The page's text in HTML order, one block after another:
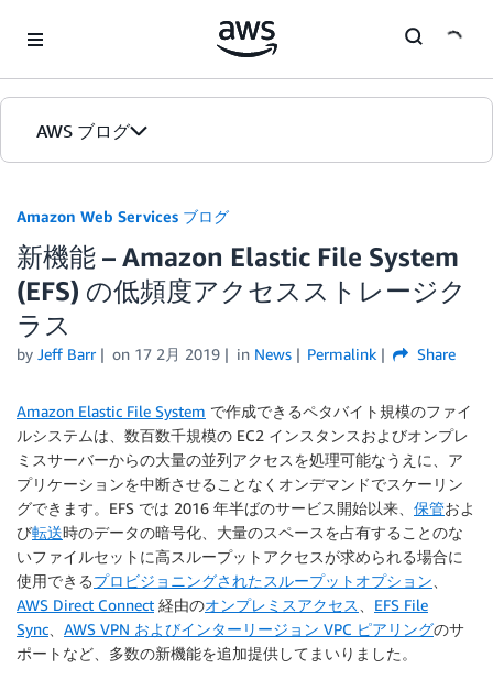
AWS ブログ
カテゴリ
エディション
Amazon Web Services ブログ
新機能 – Amazon Elastic File System
(EFS) の低頻度アクセスストレージク
ラス
by Jeff Barr on 17 2月 2019 in News Permalink Share
Amazon Elastic File System で作成できるペタバイト規模のファイ
ルシステムは、数百数千規模の EC2 インスタンスおよびオンプレ
ミスサーバーからの大量の並列アクセスを処理可能なうえに、ア
プリケーションを中断させることなくオンデマンドでスケーリン
グできます。EFS では 2016 年半ばのサービス開始以来、 保管およ
び転送時のデータの暗号化、大量のスペースを占有することのな
いファイルセットに高スループットアクセスが求められる場合に
使用できるプロビジョニングされたスループットオプション
AWS Direct Connect 経由のオンプレミスアクセス
EFS File
Sync
AWS VPN およびインターリージョン VPC ピアリングのサ
ポートなど、多数の新機能を追加提供してまいりました。